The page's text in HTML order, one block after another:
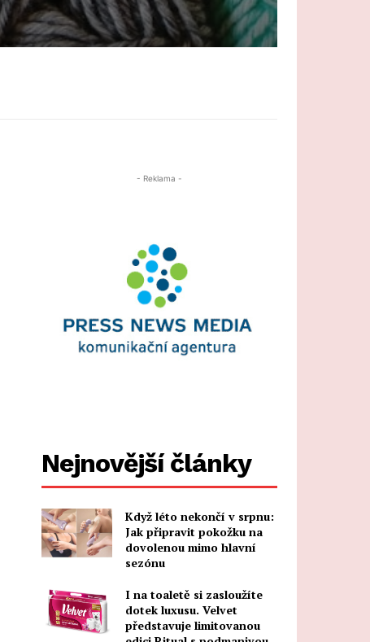
- Reklama -
Nejnovější články
Když léto nekončí v srpnu:
Jak připravit pokožku na
dovolenou mimo hlavní
sezónu
I na toaletě si zasloužíte
dotek luxusu. Velvet
představuje limitovanou